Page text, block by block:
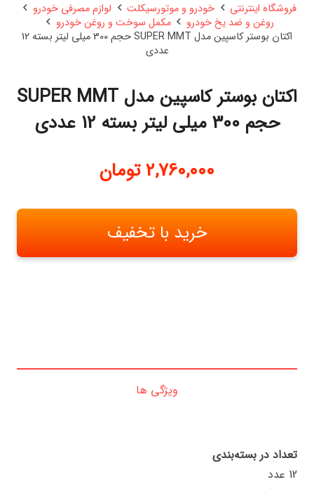
فروشگاه اینترنتی خودرو و موتورسیکلت
لوازم مصرفی خودرو
روغن و ضد یخ خودرو
مکمل سوخت و روغن خودرو
اکتان بوستر کاسپین مدل SUPER MMT حجم 300 میلی لیتر بسته 12
عددی
اکتان بوستر کاسپین مدل SUPER MMT
حجم 300 میلی لیتر بسته 12 عددی
2,760,000 تومان
خرید با تخفیف
ویژگی ها
تعداد در بسته‌بندی
12 عدد